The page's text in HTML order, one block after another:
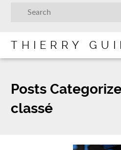
THIERRY
Posts
classé